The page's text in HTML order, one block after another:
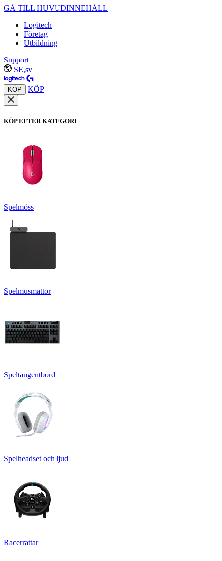
GÅ TILL HUVUDINNEHÅLL
Logitech
Företag
Utbildning
Support
SE,sv
KÖP KÖP
KÖP EFTER KATEGORI
Spelmöss
Spelmusmattor
Speltangentbord
Spelheadset och ljud
Racerrattar